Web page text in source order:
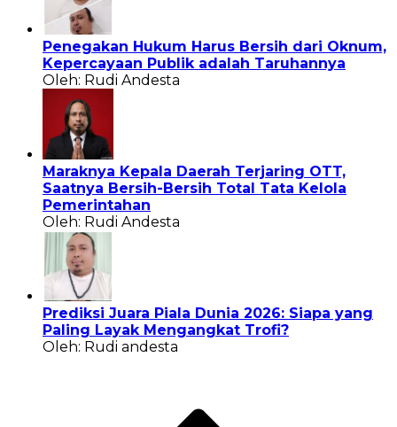
Penegakan Hukum Harus Bersih dari Oknum,
Kepercayaan Publik adalah Taruhannya
Oleh: Rudi Andesta
Maraknya Kepala Daerah Terjaring OTT,
Saatnya Bersih-Bersih Total Tata Kelola
Pemerintahan
Oleh: Rudi Andesta
Prediksi Juara Piala Dunia 2026: Siapa yang
Paling Layak Mengangkat Trofi?
Oleh: Rudi andesta